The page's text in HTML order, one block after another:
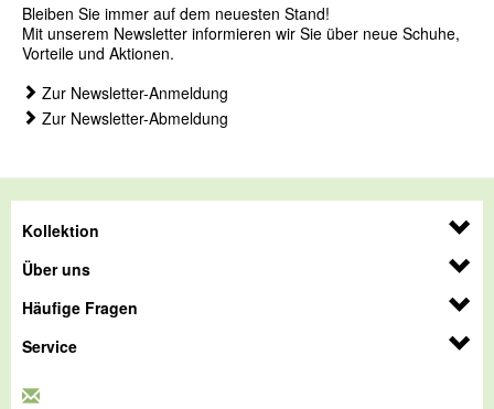
Bleiben Sie immer auf dem neuesten Stand!
Mit unserem Newsletter informieren wir Sie über neue Schuhe,
Vorteile und Aktionen.
Zur Newsletter-Anmeldung
Zur Newsletter-Abmeldung
Kollektion
Über uns
Häufige Fragen
Service